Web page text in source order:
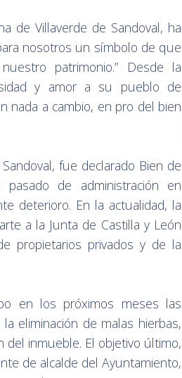
de Villaverde de Sandoval, ha
nosotros un símbolo de que
patrimonio.” Desde la
y amor a su pueblo de
nada a cambio, en pro del bien
fue declarado Bien de
de administración en
deterioro. En la actualidad, la
a la Junta de Castilla y León
propietarios privados y de la
en los próximos meses las
eliminación de malas hierbas,
del inmueble. El objetivo último,
de alcalde del Ayuntamiento,